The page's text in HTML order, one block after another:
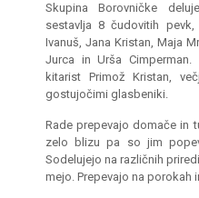
Skupina Borovničke
sestavlja 8 čudovitih
Ivanuš, Jana Kristan, Maja
Jurca in Urša
kitarist Primož Kristan,
gostujočimi glasbeniki.
Rade prepevajo domače in
zelo blizu pa so jim
Sodelujejo na različnih
mejo. Prepevajo na porokah